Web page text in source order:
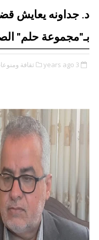
د. جداونه يعايش
بـ"مجموعة حلم"
3 years ago ثقافة